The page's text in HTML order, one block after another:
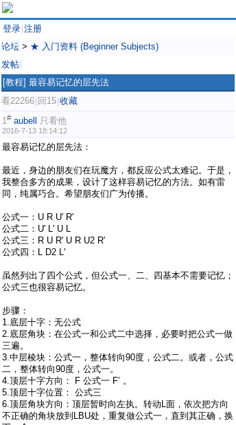
登录 注册
论坛 > ★ 入门资料 (Beginner Subjects)
发帖
[教程] 最容易记忆的层先法
看22266 回15 收藏
1# aubell 只看他
2016-7-13 18:14:12
最容易记忆的层先法：
最近，身边的朋友们在玩魔方，都反应公式太难记。于是，
我整合多方的成果，设计了这样容易记忆的方法。如有雷
同，纯属巧合。希望朋友们广为传播。
公式一：U R U' R'
公式二：U' L' U L
公式三：R U R' U R U2 R'
公式四：L D2 L'
虽然列出了四个公式，但公式一、二、四基本不需要记忆；
公式三也很容易记忆。
步骤：
1.底层十字：无公式
2.底层角块：在公式一和公式二中选择，必要时把公式一做
三遍。
3.中层棱块：公式一，整体转向90度，公式二。或者，公式
二，整体转向90度，公式一。
4.顶层十字方向： F 公式一 F’ 。
5.顶层十字位置： 公式三
6.顶层角块方向：顶层暂时向左执。转动L面，依次把方向
不正确的角块放到LBU处，重复做公式一，直到其正确，换